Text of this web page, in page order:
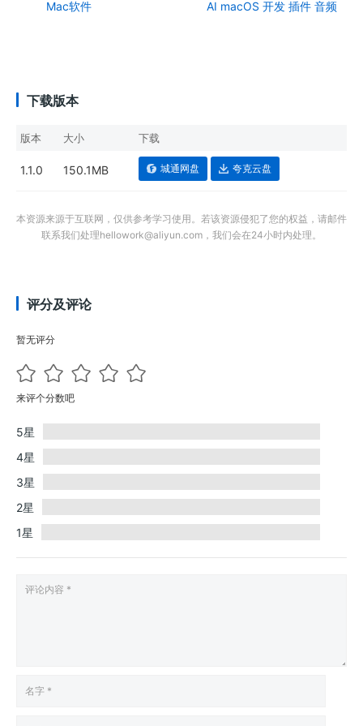
Mac软件 AI macOS 开发 插件 音频
下载版本
版本 大小 下载
1.1.0 150.1MB 城通网盘 夸克云盘
本资源来源于互联网，仅供参考学习使用。若该资源侵犯了您的权益，请邮件
联系我们处理hellowork@aliyun.com，我们会在24小时内处理。
评分及评论
暂无评分
来评个分数吧
5星
4星
3星
2星
1星